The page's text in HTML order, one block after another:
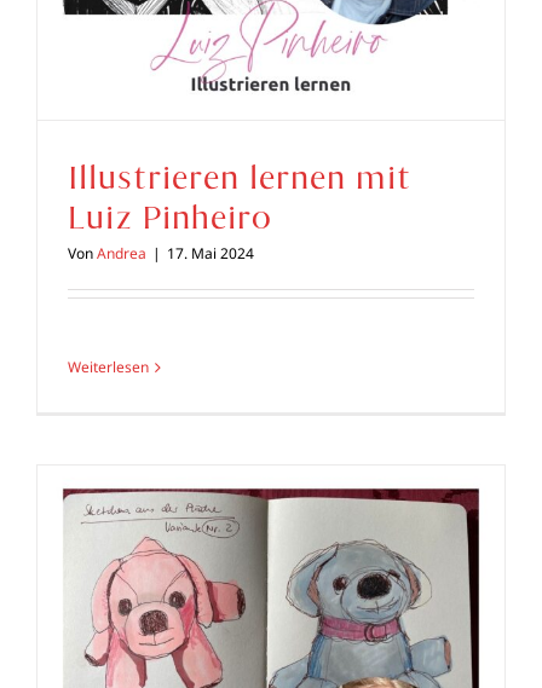
Illustrieren lernen mit
Luiz Pinheiro
VonAndrea | 17. Mai 2024
Weiterlesen